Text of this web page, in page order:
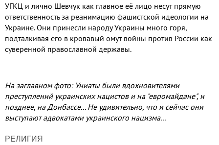
УГКЦ и лично Шевчук как главное её лицо несут прямую
ответственность за реанимацию фашистской идеологии на
Украине.Они принесли народу Украины много горя,
подталкивая его в кровавый омут войны против России как
суверенной православной державы.
На заглавном фото: Униаты были вдохновителями
преступлений украинских нацистов и на "евромайдане", и
позднее, на Донбассе... Не удивительно, что и сейчас они
выступают адвокатами украинского нацизма...
РЕЛИГИЯ